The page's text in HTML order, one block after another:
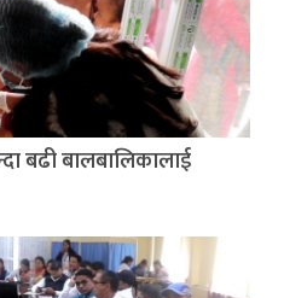
बढी बालबालिकालाई